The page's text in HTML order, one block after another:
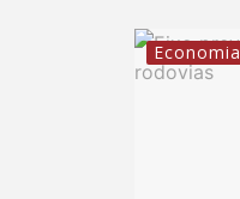
Economia